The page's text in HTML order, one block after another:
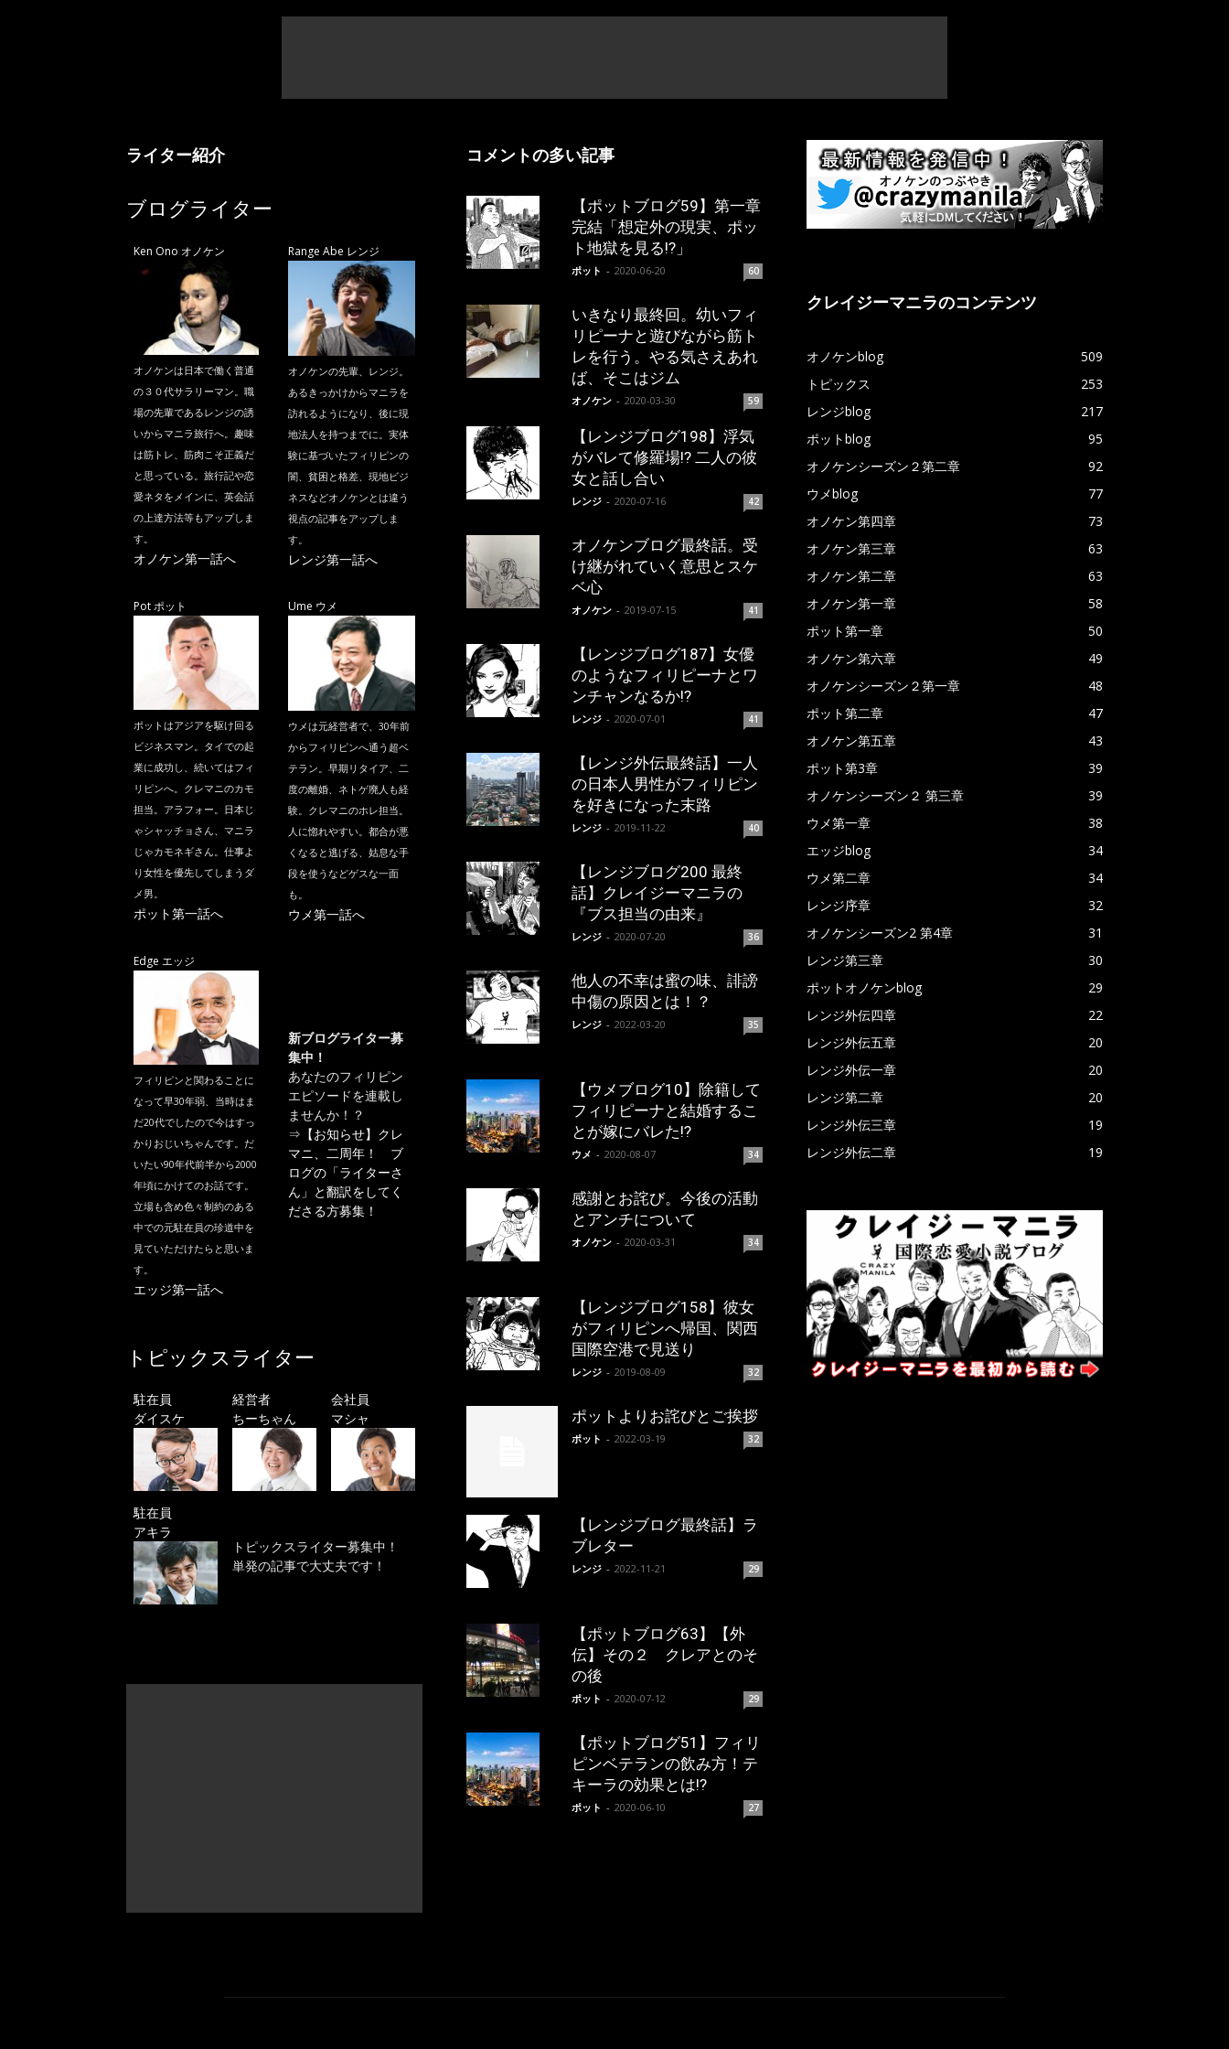
ライター紹介
ブログライター
Ken Ono オノケン
オノケンは日本で働く普通
の３０代サラリーマン。職
場の先輩であるレンジの誘
いからマニラ旅行へ。趣味
は筋トレ、筋肉こそ正義だ
と思っている。旅行記や恋
愛ネタをメインに、英会話
の上達方法等もアップしま
す。
オノケン第一話へ
Range Abe レンジ
オノケンの先輩、レンジ。
あるきっかけからマニラを
訪れるようになり、後に現
地法人を持つまでに。実体
験に基づいたフィリピンの
闇、貧困と格差、現地ビジ
ネスなどオノケンとは違う
視点の記事をアップしま
す。
レンジ第一話へ
Pot ポット
ポットはアジアを駆け回る
ビジネスマン。タイでの起
業に成功し、続いてはフィ
リピンへ。クレマニのカモ
担当。アラフォー。日本じ
ゃシャッチョさん、マニラ
じゃカモネギさん。仕事よ
り女性を優先してしまうダ
メ男。
ポット第一話へ
Ume ウメ
ウメは元経営者で、30年前
からフィリピンへ通う超ベ
テラン。早期リタイア、二
度の離婚、ネトゲ廃人も経
験。クレマニのホレ担当。
人に惚れやすい。都合が悪
くなると逃げる、姑息な手
段を使うなどゲスな一面
も。
ウメ第一話へ
Edge エッジ
フィリピンと関わることに
なって早30年弱、当時はま
だ20代でしたので今はすっ
かりおじいちゃんです。だ
いたい90年代前半から2000
年頃にかけてのお話です。
立場も含め色々制約のある
中での元駐在員の珍道中を
見ていただけたらと思いま
す。
エッジ第一話へ
新ブログライター募
集中！
あなたのフィリピン
エピソードを連載し
ませんか！？
⇒ 【お知らせ】クレ
マニ、二周年！ ブ
ログの「ライターさ
ん」と翻訳をしてく
ださる方募集！
トピックスライター
駐在員
ダイスケ
経営者
ちーちゃん
会社員
マシャ
駐在員
アキラ
トピックスライター募集中！
単発の記事で大丈夫です！
コメントの多い記事
【ポットブログ59】第一章
完結「想定外の現実、ポッ
ト地獄を見る!?」
ポット - 2020-06-20 60
いきなり最終回。幼いフィ
リピーナと遊びながら筋ト
レを行う。やる気さえあれ
ば、そこはジム
オノケン - 2020-03-30 59
【レンジブログ198】浮気
がバレて修羅場!? 二人の彼
女と話し合い
レンジ - 2020-07-16 42
オノケンブログ最終話。受
け継がれていく意思とスケ
ベ心
オノケン - 2019-07-15 41
【レンジブログ187】女優
のようなフィリピーナとワ
ンチャンなるか!?
レンジ - 2020-07-01 41
【レンジ外伝最終話】一人
の日本人男性がフィリピン
を好きになった末路
レンジ - 2019-11-22 40
【レンジブログ200 最終
話】クレイジーマニラの
『ブス担当の由来』
レンジ - 2020-07-20 36
他人の不幸は蜜の味、誹謗
中傷の原因とは！？
レンジ - 2022-03-20 35
【ウメブログ10】除籍して
フィリピーナと結婚するこ
とが嫁にバレた!?
ウメ - 2020-08-07 34
感謝とお詫び。今後の活動
とアンチについて
オノケン - 2020-03-31 34
【レンジブログ158】彼女
がフィリピンへ帰国、関西
国際空港で見送り
レンジ - 2019-08-09 32
ポットよりお詫びとご挨拶
ポット - 2022-03-19 32
【レンジブログ最終話】ラ
ブレター
レンジ - 2022-11-21 29
【ポットブログ63】【外
伝】その２ クレアとのそ
の後
ポット - 2020-07-12 29
【ポットブログ51】フィリ
ピンベテランの飲み方！テ
キーラの効果とは!?
ポット - 2020-06-10 27
クレイジーマニラのコンテンツ
オノケンblog
509
トピックス
253
レンジblog
217
ポットblog
95
オノケンシーズン２第二章
92
ウメblog
77
オノケン第四章
73
オノケン第三章
63
オノケン第二章
63
オノケン第一章
58
ポット第一章
50
オノケン第六章
49
オノケンシーズン２第一章
48
ポット第二章
47
オノケン第五章
43
ポット第3章
39
オノケンシーズン２ 第三章
39
ウメ第一章
38
エッジblog
34
ウメ第二章
34
レンジ序章
32
オノケンシーズン2 第4章
31
レンジ第三章
30
ポットオノケンblog
29
レンジ外伝四章
22
レンジ外伝五章
20
レンジ外伝一章
20
レンジ第二章
20
レンジ外伝三章
19
レンジ外伝二章
19